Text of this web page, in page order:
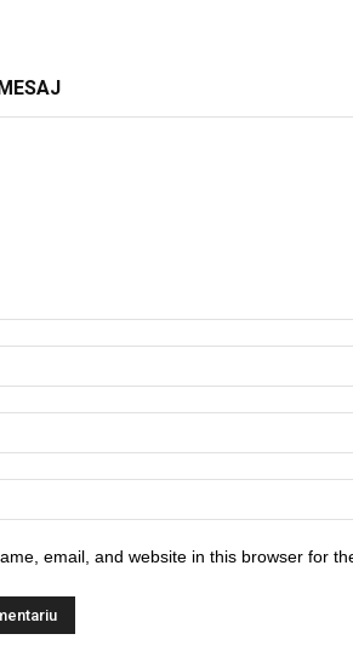
email, and website in this browser for